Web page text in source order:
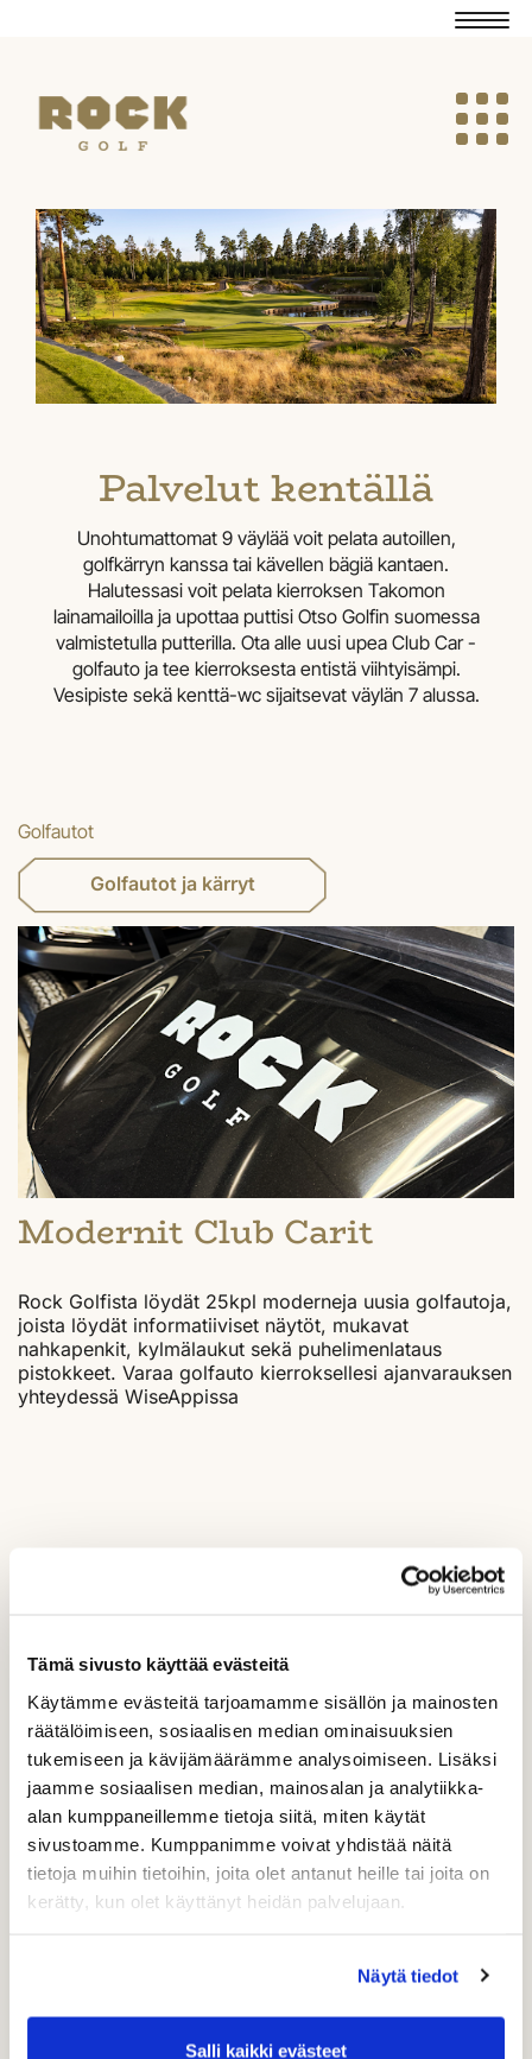
Tämä sivusto käyttää evästeitä
Käytämme evästeitä tarjoamamme sisällön ja mainosten
räätälöimiseen, sosiaalisen median ominaisuuksien
tukemiseen ja kävijämäärämme analysoimiseen. Lisäksi
jaamme sosiaalisen median, mainosalan ja analytiikka-
alan kumppaneillemme tietoja siitä, miten käytät
sivustoamme. Kumppanimme voivat yhdistää näitä
tietoja muihin tietoihin, joita olet antanut heille tai joita on
kerätty, kun olet käyttänyt heidän palvelujaan.
Näytä tiedot
Salli kaikki evästeet
Palvelut kentällä
Unohtumattomat 9 väylää voit pelata autoillen,
golfkärryn kanssa tai kävellen bägiä kantaen.
Halutessasi voit pelata kierroksen Takomon
lainamailoilla ja upottaa puttisi Otso Golfin suomessa
valmistetulla putterilla. Ota alle uusi upea Club Car -
golfauto ja tee kierroksesta entistä viihtyisämpi.
Vesipiste sekä kenttä-wc sijaitsevat väylän 7 alussa.
Golfautot
Modernit Club Carit
Rock Golfista löydät 25kpl moderneja uusia golfautoja,
joista löydät informatiiviset näytöt, mukavat
nahkapenkit, kylmälaukut sekä puhelimenlataus
pistokkeet. Varaa golfauto kierroksellesi ajanvarauksen
yhteydessä WiseAppissa
Golfautot ja kärryt